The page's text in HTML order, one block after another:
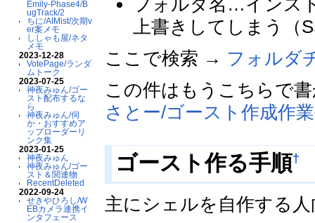
Emily-Phase4/B
ugTrack/2
ちに/AIMist/次期v
er案メモ
ししゃも屋/ネタ
メモ
2023-12-28
VotePage/ランダ
ムトーク
2023-07-25
神夜みゅん/ゴー
スト配布するな
ら
神夜みゅん/伺
か・おすすめア
ップローダーリ
ンク集
2023-01-25
神夜みゅん
神夜みゅん/ゴー
スト＆関連物
RecentDeleted
2022-09-24
せきやひろし/W
EBカメラ連携イ
ンタフェース
上書きしてしまう（
ここで検索 → フォルダ
この件はもうこちらで
さとー/ゴースト作成作
ゴースト作る手順†
主にシェルを自作する